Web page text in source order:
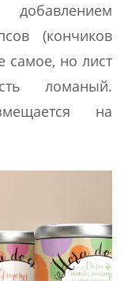
(кончиков
самое, но лист
ломаный.
на